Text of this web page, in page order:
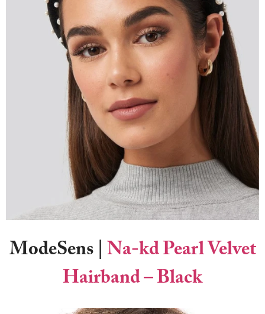
ModeSens
Na-kd Pearl Velvet
Hairband – Black